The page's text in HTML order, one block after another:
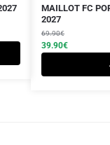
MAILLOT FC
2027
69.90€
Le
prix
initial
était :
39.90€
Le
prix
actuel
est :
Ce
produit
a
plusieurs
variations.